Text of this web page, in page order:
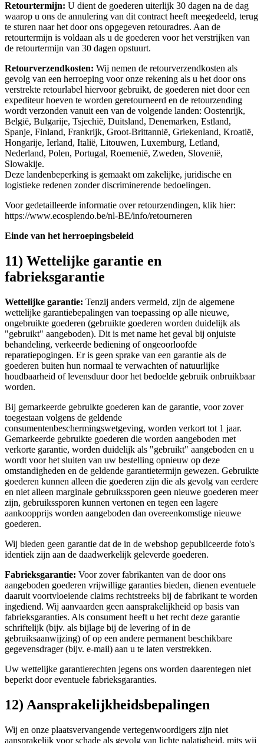
Retourtermijn: U dient de goederen uiterlijk 30 dagen na de dag
waarop u ons de annulering van dit contract heeft meegedeeld, terug
te sturen naar het door ons opgegeven retouradres. Aan de
retourtermijn is voldaan als u de goederen voor het verstrijken van
de retourtermijn van 30 dagen opstuurt.
Retourverzendkosten: Wij nemen de retourverzendkosten als
gevolg van een herroeping voor onze rekening als u het door ons
verstrekte retourlabel hiervoor gebruikt, de goederen niet door een
expediteur hoeven te worden geretourneerd en de retourzending
wordt verzonden vanuit een van de volgende landen: Oostenrijk,
België, Bulgarije, Tsjechië, Duitsland, Denemarken, Estland,
Spanje, Finland, Frankrijk, Groot-Brittannië, Griekenland, Kroatië,
Hongarije, Ierland, Italië, Litouwen, Luxemburg, Letland,
Nederland, Polen, Portugal, Roemenië, Zweden, Slovenië,
Slowakije.
Deze landenbeperking is gemaakt om zakelijke, juridische en
logistieke redenen zonder discriminerende bedoelingen.
Voor gedetailleerde informatie over retourzendingen, klik hier:
https://www.ecosplendo.be/nl-BE/info/retourneren
Einde van het herroepingsbeleid
11) Wettelijke garantie en
fabrieksgarantie
Wettelijke garantie: Tenzij anders vermeld, zijn de algemene
wettelijke garantiebepalingen van toepassing op alle nieuwe,
ongebruikte goederen (gebruikte goederen worden duidelijk als
"gebruikt" aangeboden). Dit is met name het geval bij onjuiste
behandeling, verkeerde bediening of ongeoorloofde
reparatiepogingen. Er is geen sprake van een garantie als de
goederen buiten hun normaal te verwachten of natuurlijke
houdbaarheid of levensduur door het bedoelde gebruik onbruikbaar
worden.
Bij gemarkeerde gebruikte goederen kan de garantie, voor zover
toegestaan volgens de geldende
consumentenbeschermingswetgeving, worden verkort tot 1 jaar.
Gemarkeerde gebruikte goederen die worden aangeboden met
verkorte garantie, worden duidelijk als "gebruikt" aangeboden en u
wordt voor het sluiten van uw bestelling opnieuw op deze
omstandigheden en de geldende garantietermijn gewezen. Gebruikte
goederen kunnen alleen die goederen zijn die als gevolg van eerdere
en niet alleen marginale gebruikssporen geen nieuwe goederen meer
zijn, gebruikssporen kunnen vertonen en tegen een lagere
aankoopprijs worden aangeboden dan overeenkomstige nieuwe
goederen.
Wij bieden geen garantie dat de in de webshop gepubliceerde foto's
identiek zijn aan de daadwerkelijk geleverde goederen.
Fabrieksgarantie: Voor zover fabrikanten van de door ons
aangeboden goederen vrijwillige garanties bieden, dienen eventuele
daaruit voortvloeiende claims rechtstreeks bij de fabrikant te worden
ingediend. Wij aanvaarden geen aansprakelijkheid op basis van
fabrieksgaranties. Als consument heeft u het recht deze garantie
schriftelijk (bijv. als bijlage bij de levering of in de
gebruiksaanwijzing) of op een andere permanent beschikbare
gegevensdrager (bijv. e-mail) aan u te laten verstrekken.
Uw wettelijke garantierechten jegens ons worden daarentegen niet
beperkt door eventuele fabrieksgaranties.
12) Aansprakelijkheidsbepalingen
Wij en onze plaatsvervangende vertegenwoordigers zijn niet
aansprakelijk voor schade als gevolg van lichte nalatigheid, mits wij